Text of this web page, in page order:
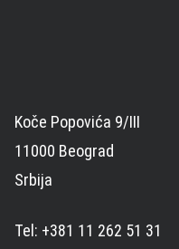
Koče Popovića 9/III
11000 Beograd
Srbija
Tel: +381 11 262 51 31